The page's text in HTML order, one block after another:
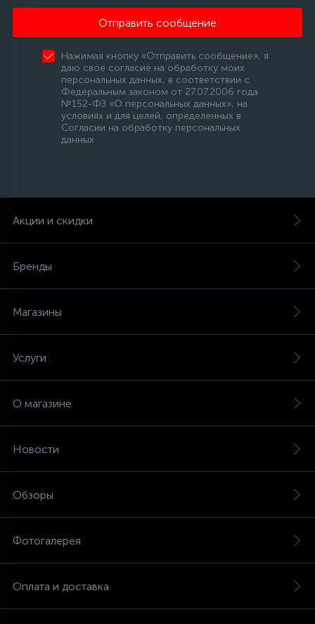
Отправить сообщение
Нажимая кнопку «Отправить сообщение», я
даю свое согласие на обработку моих
персональных данных, в соответствии с
Федеральным законом от 27.07.2006 года
№152-ФЗ «О персональных данных», на
условиях и для целей, определенных в
Согласии на обработку персональных
данных
Акции и скидки
Бренды
Магазины
Услуги
О магазине
Новости
Обзоры
Фотогалерея
Оплата и доставка